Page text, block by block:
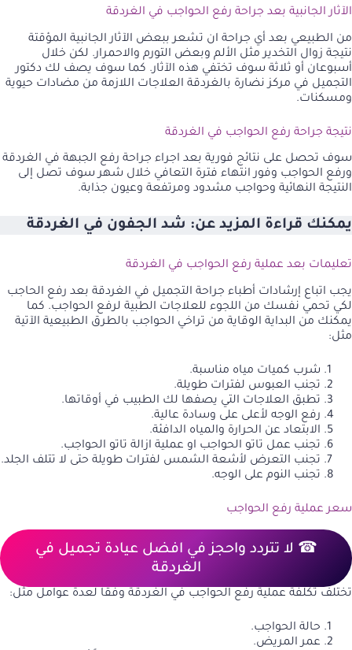
الآثار الجانبية بعد جراحة رفع الحواجب في الغردقة
من الطبيعي بعد أي جراحة ان تشعر ببعض الآثار الجانبية المؤقتة
نتيجة زوال التخدير مثل الألم وبعض التورم والاحمرار. لكن خلال
أسبوعان أو ثلاثة سوف تختفي هذه الآثار. كما سوف يصف لك دكتور
التجميل في مركز نضارة بالغردقة العلاجات اللازمة من مضادات حيوية
ومسكنات.
نتيجة جراحة رفع الحواجب في الغردقة
سوف تحصل على نتائج فورية بعد اجراء جراحة رفع الجبهة في الغردقة
ورفع الحواجب وفور انتهاء فترة التعافي خلال شهر سوف تصل إلى
النتيجة النهائية وحواجب مشدود ومرتفعة وعيون جذابة.
يمكنك قراءة المزيد عن: شد الجفون في الغردقة
تعليمات بعد عملية رفع الحواجب في الغردقة
يجب اتباع إرشادات أطباء جراحة التجميل في الغردقة بعد رفع الحاجب
لكي تحمي نفسك من اللجوء للعلاجات الطبية لرفع الحواجب. كما
يمكنك من البداية الوقاية من تراخي الحواجب بالطرق الطبيعية الآتية
مثل:
شرب كميات مياه مناسبة.
تجنب العبوس لفترات طويلة.
تطبق العلاجات التي يصفها لك الطبيب في أوقاتها.
رفع الوجه لأعلى على وسادة عالية.
الابتعاد عن الحرارة والمياه الدافئة.
تجنب عمل تاتو الحواجب او عملية ازالة تاتو الحواجب.
تجنب التعرض لأشعة الشمس لفترات طويلة حتى لا تتلف الجلد.
تجنب النوم على الوجه.
سعر عملية رفع الحواجب
☎ لا تتردد واحجز في افضل عيادة تجميل في
الغردقة
تختلف تكلفة عملية رفع الحواجب في الغردقة وفقاً لعدة عوامل مثل:
حالة الحواجب.
عمر المريض.